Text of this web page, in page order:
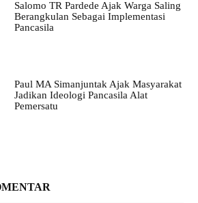
Salomo TR Pardede Ajak Warga Saling
Berangkulan Sebagai Implementasi
Pancasila
Paul MA Simanjuntak Ajak Masyarakat
Jadikan Ideologi Pancasila Alat
Pemersatu